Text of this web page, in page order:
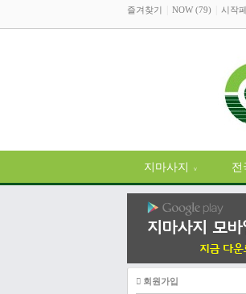
즐겨찾기 NOW (79) 시작
지마사지 ∨ 전
회원가입